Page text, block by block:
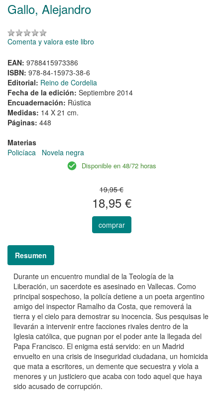
Gallo, Alejandro
Comenta y valora este libro
EAN: 9788415973386
ISBN: 978-84-15973-38-6
Editorial: Reino de Cordelia
Fecha de la edición: Septiembre 2014
Encuadernación: Rústica
Medidas: 14 X 21 cm.
Páginas: 448
Materias
Policíaca
Novela negra
Disponible en 48/72 horas
19,95 €
18,95 €
comprar
Resumen
Durante un encuentro mundial de la Teología de la
Liberación, un sacerdote es asesinado en Vallecas. Como
principal sospechoso, la policía detiene a un poeta argentino
amigo del inspector Ramalho da Costa, que removerá la
tierra y el cielo para demostrar su inocencia. Sus pesquisas le
llevarán a intervenir entre facciones rivales dentro de la
Iglesia católica, que pugnan por el poder ante la llegada del
Papa Francisco. El enigma está servido: en un Madrid
envuelto en una crisis de inseguridad ciudadana, un homicida
que mata a escritores, un demente que secuestra y viola a
menores y un justiciero que acaba con todo aquel que haya
sido acusado de corrupción.